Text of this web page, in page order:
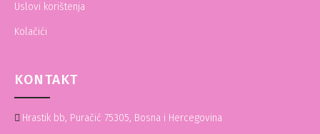
Uslovi korištenja
Kolačići
KONTAKT
Hrastik bb, Puračić 75305, Bosna i Hercegovina